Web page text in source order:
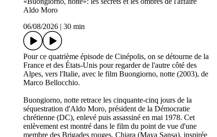
«Buongiorno, notte»: les secrets et les ombres de l'affaire
06/08/2026| 30 min
Pour ce quatrième épisode de Cinépolis, on se détourne de la